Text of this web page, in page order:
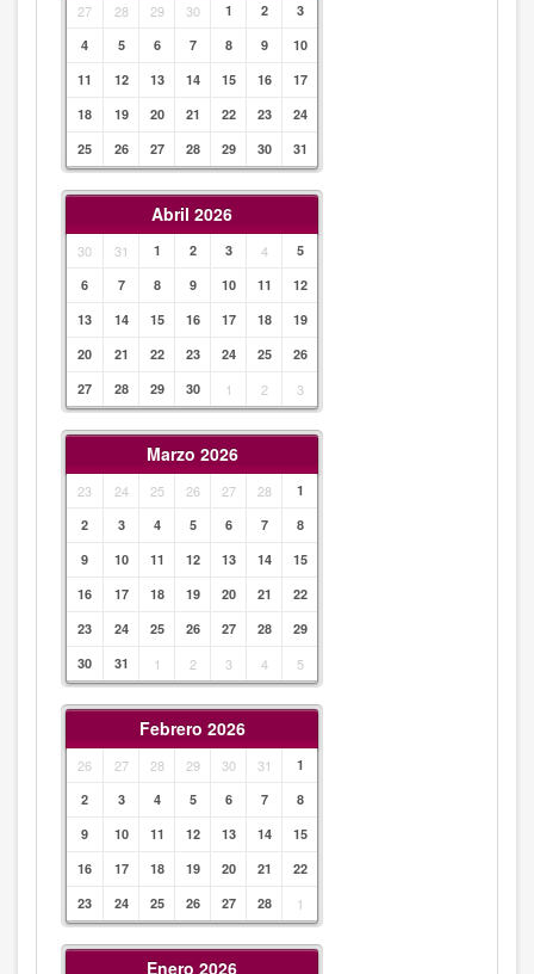
27 28 29 30 1 2
3
4
5 6 7 8 9
10
11
12 13 14 15 16
17
18
19 20 21 22 23
24
25
26 27 28 29 30 31
Abril 2026
30 31 1 2 3 4
5
6
7 8 9 10 11
12
13
14 15 16 17 18
19
20
21 22 23 24 25
26
27
28 29 30 1 2 3
Marzo 2026
23 24 25 26 27 28
1
2
3 4 5 6 7
8
9
10 11 12 13 14
15
16
17 18 19 20 21
22
23
24 25 26 27 28
29
30
31 1 2 3 4 5
Febrero 2026
26 27 28 29 30 31
1
2
3 4 5 6 7
8
9
10 11 12 13 14
15
16
17 18 19 20 21
22
23
24 25 26 27 28 1
Enero 2026